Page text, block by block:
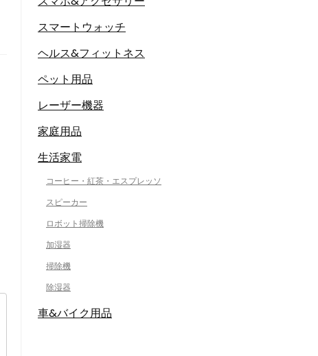
スマートウォッチ
ヘルス&フィットネス
ペット用品
レーザー機器
家庭用品
生活家電
コーヒー・紅茶・エスプレッソ
スピーカー
ロボット掃除機
加湿器
掃除機
除湿器
車&バイク用品